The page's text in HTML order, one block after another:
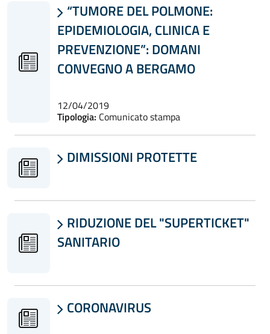
 “TUMORE DEL POLMONE:
EPIDEMIOLOGIA, CLINICA E
PREVENZIONE”: DOMANI
CONVEGNO A BERGAMO
12/04/2019
Tipologia: Comunicato stampa
 DIMISSIONI PROTETTE
 RIDUZIONE DEL "SUPERTICKET"
SANITARIO
 CORONAVIRUS